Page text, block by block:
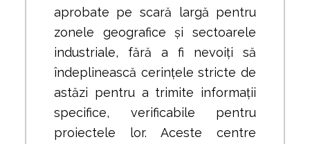
aprobate pe scară largă pentru
zonele geografice și sectoarele
industriale, fără a fi nevoiți să
îndeplinească cerințele stricte de
astăzi pentru a trimite informații
specifice, verificabile pentru
proiectele lor. Aceste centre